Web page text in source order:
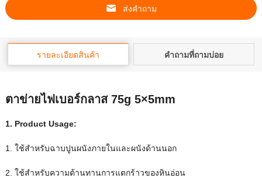
ส่งคําถาม
รายละเอียดสินค้า คำถามที่ถามบ่อย
ตาข่ายไฟเบอร์กลาส 75g 5×5mm
1. Product Usage:
1. ใช้สําหรับฉาบปูนผนังภายในและผนังด้านนอก
2. ใช้สําหรับความต้านทานการแตกร้าวของหินอ่อน